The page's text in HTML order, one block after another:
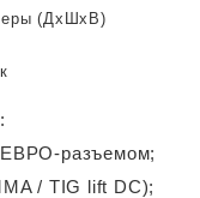
(ДxШxВ)
разъемом;
/ TIG lift DC);